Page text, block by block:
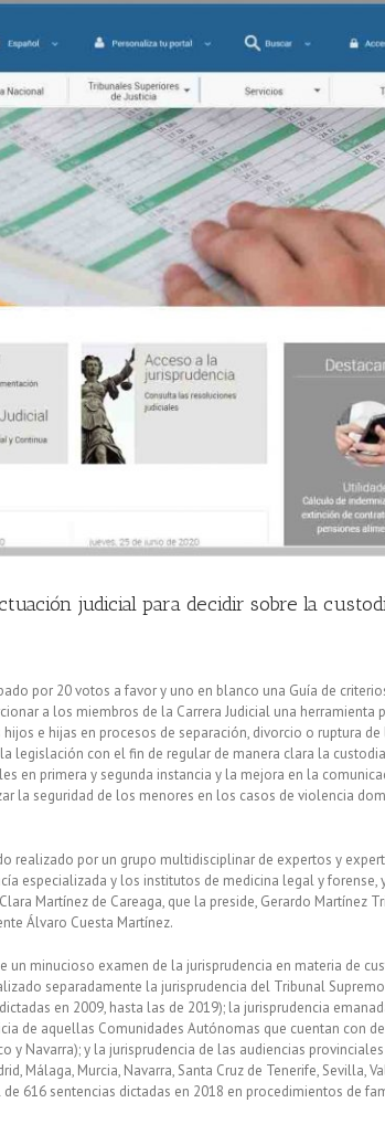
judicial para decidir sobre la
por 20 votos a favor y uno en blanco una Guía de
a los miembros de la Carrera Judicial una herramienta
e hijas en procesos de separación, divorcio o ruptura
legislación con el fin de regular de manera clara la
en primera y segunda instancia y la mejora en la
la seguridad de los menores en los casos de violencia
realizado por un grupo multidisciplinar de expertos y
especializada y los institutos de medicina legal y forense,
Martínez de Careaga, que la preside, Gerardo Martínez
Álvaro Cuesta Martínez.
un minucioso examen de la jurisprudencia en materia de
separadamente la jurisprudencia del Tribunal
en 2009, hasta las de 2019); la jurisprudencia
de aquellas Comunidades Autónomas que cuentan con
y Navarra); y la jurisprudencia de las audiencias
Málaga, Murcia, Navarra, Santa Cruz de Tenerife, Sevilla,
616 sentencias dictadas en 2018 en procedimientos de